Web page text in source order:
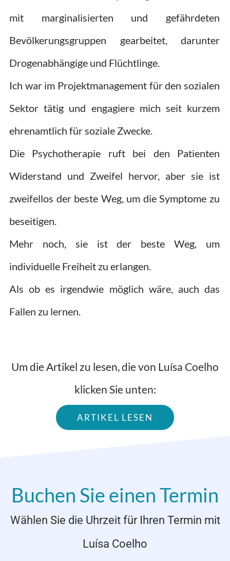
mit marginalisierten und gefährdeten
Bevölkerungsgruppen gearbeitet, darunter
Drogenabhängige und Flüchtlinge.
Ich war im Projektmanagement für den sozialen
Sektor tätig und engagiere mich seit kurzem
ehrenamtlich für soziale Zwecke.
Die Psychotherapie ruft bei den Patienten
Widerstand und Zweifel hervor, aber sie ist
zweifellos der beste Weg, um die Symptome zu
beseitigen.
Mehr noch, sie ist der beste Weg, um
individuelle Freiheit zu erlangen.
Als ob es irgendwie möglich wäre, auch das
Fallen zu lernen.
Um die Artikel zu lesen, die von Luísa Coelho
klicken Sie unten:
ARTIKEL LESEN
Buchen Sie einen Termin
Wählen Sie die Uhrzeit für Ihren Termin mit
Luísa Coelho